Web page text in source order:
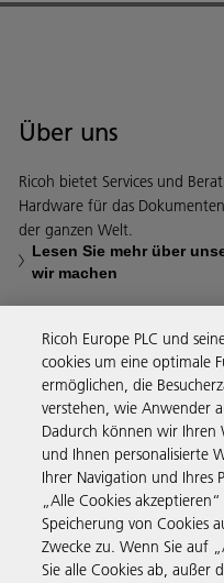
Über uns
Ricoh bietet Services und
Hardware für das
der ganzen Welt.
Lesen Sie mehr über
wir machen
Business Solutions
Produkte &
Support &
Ricoh Europe PLC und
cookies um eine optimale
ermöglichen, die
verstehen, wie Anwender
Dadurch können wir Ihren
und Ihnen personalisierte
Ihrer Navigation und Ihres
„Alle Cookies
Speicherung von Cookies
Zwecke zu. Wenn Sie auf
Sie alle Cookies ab, außer